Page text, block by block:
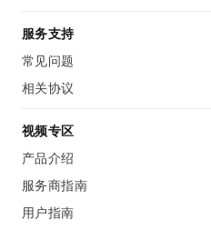
服务支持
常见问题
相关协议
视频专区
产品介绍
服务商指南
用户指南